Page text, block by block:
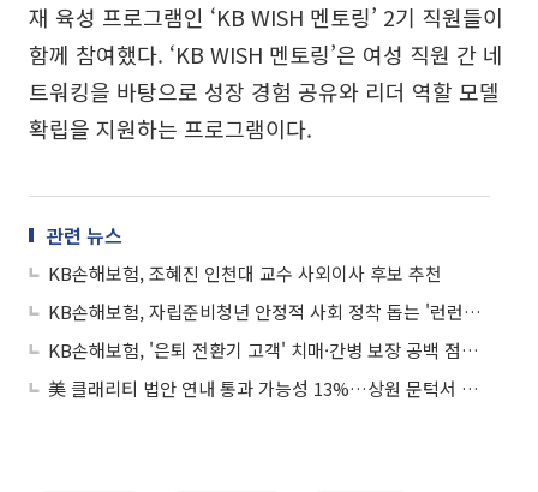
재 육성 프로그램인 ‘KB WISH 멘토링’ 2기 직원들이
함께 참여했다. ‘KB WISH 멘토링’은 여성 직원 간 네
트워킹을 바탕으로 성장 경험 공유와 리더 역할 모델
확립을 지원하는 프로그램이다.
관련 뉴스
KB손해보험, 조혜진 인천대 교수 사외이사 후보 추천
KB손해보험, 자립준비청년 안정적 사회 정착 돕는 '런런챌린지' 6기 출범
KB손해보험, '은퇴 전환기 고객' 치매·간병 보장 공백 점검 나선다
美 클래리티 법안 연내 통과 가능성 13%…상원 문턱서 제동